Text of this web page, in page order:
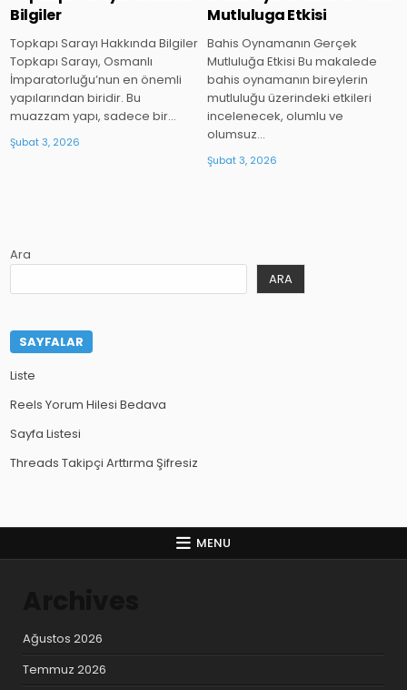
Bilgiler
Topkapı Sarayı Hakkında Bilgiler
Topkapı Sarayı, Osmanlı
İmparatorluğu’nun en önemli
yapılarından biridir. Bu
muazzam yapı, sadece bir…
Şubat 3, 2026
Mutluluga Etkisi
Bahis Oynamanın Gerçek
Mutluluğa Etkisi Bu makalede
bahis oynamanın bireylerin
mutluluğu üzerindeki etkileri
incelenecek, olumlu ve
olumsuz…
Şubat 3, 2026
Ara
ARA
SAYFALAR
Liste
Reels Yorum Hilesi Bedava
Sayfa Listesi
Threads Takipçi Arttırma Şifresiz
MENU
Ağustos 2026
Temmuz 2026